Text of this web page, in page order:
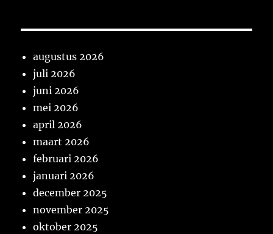
augustus 2026
juli 2026
juni 2026
mei 2026
april 2026
maart 2026
februari 2026
januari 2026
december 2025
november 2025
oktober 2025